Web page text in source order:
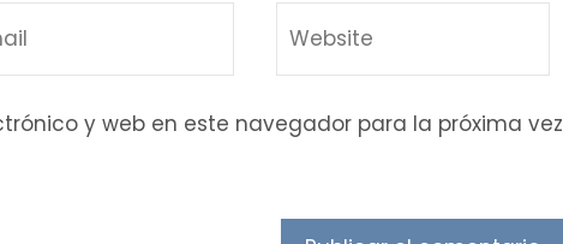
y web en este navegador para la próxima vez